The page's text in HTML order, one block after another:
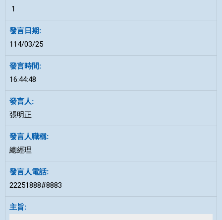
1
114/03/25
16:44:48
張明正
總經理
22251888#8883